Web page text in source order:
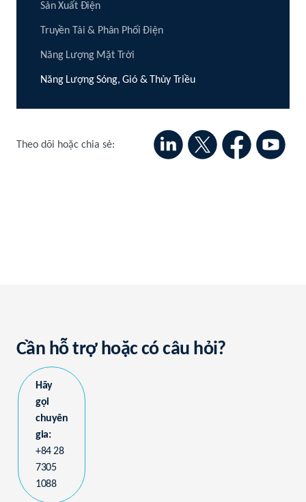
Sản Xuất Điện
Truyền Tải & Phân Phối Điện
Năng Lượng Mặt Trời
Năng Lượng Sóng, Gió & Thủy Triều
Theo dõi hoặc chia sẻ:
Cần hỗ trợ hoặc có câu hỏi?
Hãy
gọi
chuyên
gia:
+84 28
7305
1088